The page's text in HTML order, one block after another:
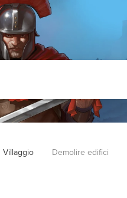
Villaggio Demolire edifici